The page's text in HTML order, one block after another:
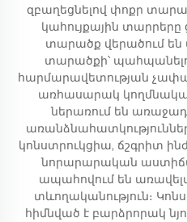
զբաղեցնելով փոքր
կահույքային
տարածք վերածում են
տարածքի՝
հարմարավետության
առհասարակ
ներառում են
կոնստրուկցիա, ճշգրիտ
նորարարական
ապահովում են
տևողականություն։
հիմնված է բարձրորակ